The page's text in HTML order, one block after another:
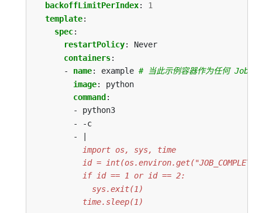
backoffLimitPerIndex:
1
template:
spec:
restartPolicy:
Never
containers:
- name: example # 当此示例容器作为任何 Job 中
image:
python
command :
- python3
- -c
- |
          time.sleep(1)